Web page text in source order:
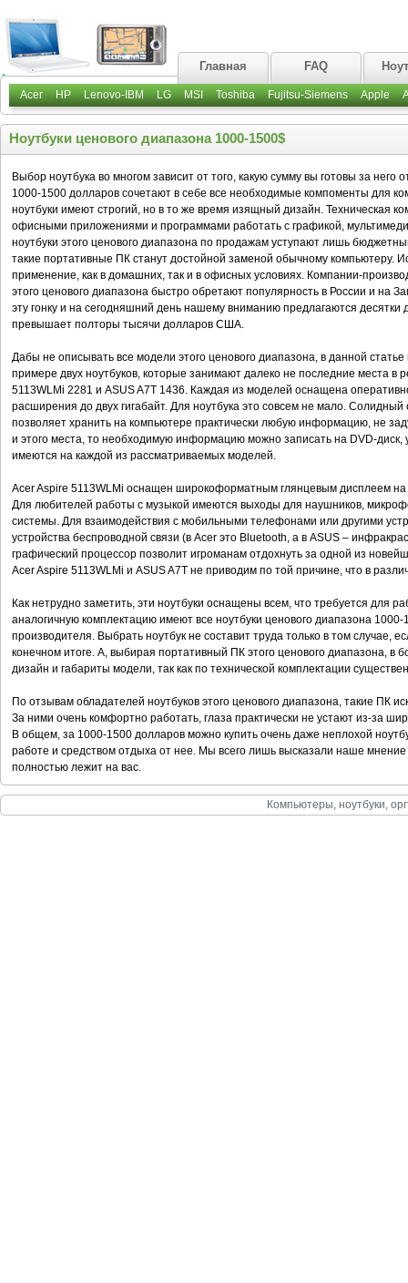
Главная FAQ
Acer HP Lenovo-IBM LG MSI Toshiba Fujitsu-Siemens Apple
Ноутбуки ценового диапазона 1000-1500$
Выбор ноутбука во многом зависит от того, какую сумму вы готовы за
1000-1500 долларов сочетают в себе все необходимые компоменты для
ноутбуки имеют строгий, но в то же время изящный дизайн. Техническая
офисными приложениями и программами работать с графикой,
ноутбуки этого ценового диапазона по продажам уступают лишь
такие портативные ПК станут достойной заменой обычному компьютеру.
применение, как в домашних, так и в офисных условиях. Компании-
этого ценового диапазона быстро обретают популярность в России и на
эту гонку и на сегодняшний день нашему вниманию предлагаются
превышает полторы тысячи долларов США.
Дабы не описывать все модели этого ценового диапазона, в данной
примере двух ноутбуков, которые занимают далеко не последние места в
5113WLMi 2281 и ASUS A7T 1436. Каждая из моделей оснащена
расширения до двух гигабайт. Для ноутбука это совсем не мало.
позволяет хранить на компьютере практически любую информацию, не
и этого места, то необходимую информацию можно записать на DVD-диск,
имеются на каждой из рассматриваемых моделей.
Acer Aspire 5113WLMi оснащен широкоформатным глянцевым дисплеем
Для любителей работы с музыкой имеются выходы для наушников,
системы. Для взаимодействия с мобильными телефонами или другими
устройства беспроводной связи (в Acer это Bluetooth, а в ASUS –
графический процессор позволит игроманам отдохнуть за одной из
Acer Aspire 5113WLMi и ASUS A7T не приводим по той причине, что в
Как нетрудно заметить, эти ноутбуки оснащены всем, что требуется для
аналогичную комплектацию имеют все ноутбуки ценового диапазона
производителя. Выбрать ноутбук не составит труда только в том случае,
конечном итоге. А, выбирая портативный ПК этого ценового диапазона,
дизайн и габариты модели, так как по технической комплектации
По отзывам обладателей ноутбуков этого ценового диапазона, такие ПК
За ними очень комфортно работать, глаза практически не устают из-за
В общем, за 1000-1500 долларов можно купить очень даже неплохой
работе и средством отдыха от нее. Мы всего лишь высказали наше
полностью лежит на вас.
Компьютеры, ноутбуки,